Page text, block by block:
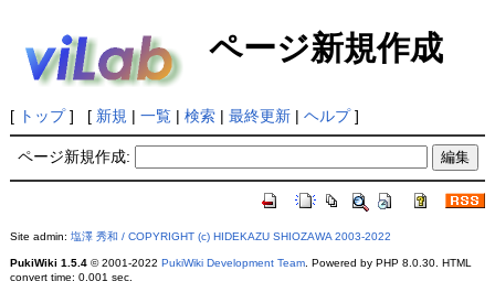
ページ新規作成
[ トップ] [ 新規 | 一覧| 検索| 最終更新| ヘルプ]
ページ新規作成:
Site admin: 塩澤 秀和 / COPYRIGHT (c) HIDEKAZU SHIOZAWA 2003-2022
PukiWiki 1.5.4© 2001-2022 PukiWiki Development Team. Powered by PHP 8.0.30. HTML
convert time: 0.001 sec.